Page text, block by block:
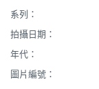
系列：
拍攝日期：
年代：
圖片編號：